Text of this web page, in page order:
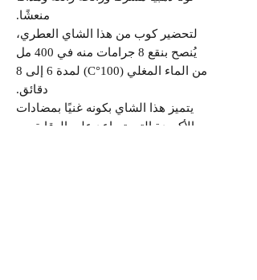
منعشًا.
لتحضير كوب من هذا الشاي العطري،
يُنصح بنقع 8 جرامات منه في 400 مل
من الماء المغلي (100°C) لمدة 6 إلى 8
دقائق.
يتميز هذا الشاي بكونه غنيًا بمضادات
الأكسدة التي تساعد على الوقاية من